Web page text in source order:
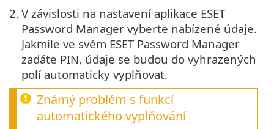
2. V závislosti na nastavení aplikace ESET
Password Manager vyberte nabízené údaje.
Jakmile ve svém ESET Password Manager
zadáte PIN, údaje se budou do vyhrazených
polí automaticky vyplňovat.
Známý problém s funkcí
automatického vyplňování